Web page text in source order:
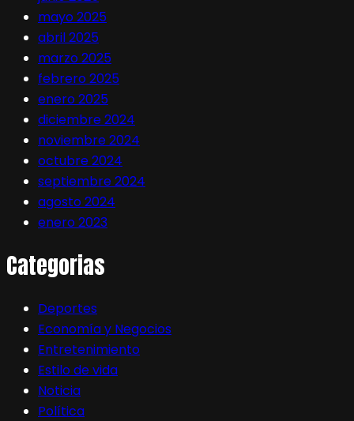
mayo 2025
abril 2025
marzo 2025
febrero 2025
enero 2025
diciembre 2024
noviembre 2024
octubre 2024
septiembre 2024
agosto 2024
enero 2023
Categorias
Deportes
Economía y Negocios
Entretenimiento
Estilo de vida
Noticia
Política